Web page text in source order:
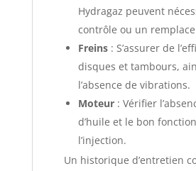
Hydragaz peuvent
contrôle ou un
Freins: S’assurer de
disques et tambours,
l’absence de vibrations.
Moteur: Vérifier
d’huile et le bon
l’injection.
Un historique d’entretien